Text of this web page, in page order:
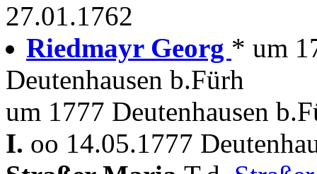
27.01.1762
Riedmayr Georg * um
Deutenhausen b.Fürh
um 1777 Deutenhausen
I. oo 14.05.1777